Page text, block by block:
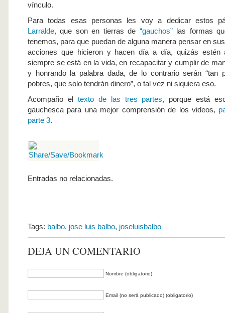
vínculo.
Para todas esas personas les voy a dedicar estos
Larralde, que son en tierras de “gauchos”las formas
tenemos, para que puedan de alguna manera pensar en
acciones que hicieron y hacen día a día, quizás estén
siempre se está en la vida, en recapacitar y cumplir de
y honrando la palabra dada, de lo contrario serán “tan
pobres, que solo tendrán dinero”, o tal vez ni siquiera eso.
Acompaño el texto de las tres partes, porque está
gauchesca para una mejor comprensión de los videos,
parte 3.
Entradas no relacionadas.
Tags: balbo, jose luis balbo, joseluisbalbo
DEJA UN COMENTARIO
Nombre (obligatorio)
Email (no será publicado) (obligatorio)